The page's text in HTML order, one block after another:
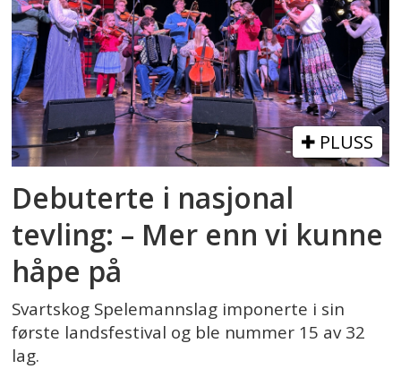
PLUSS
Debuterte i nasjonal
tevling: – Mer enn vi kunne
håpe på
Svartskog Spelemannslag imponerte i sin
første landsfestival og ble nummer 15 av 32
lag.